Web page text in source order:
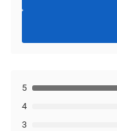
3
4
5